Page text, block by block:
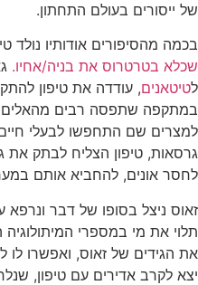
של ייסורים בעולם התחתון.
בכמה מהסיפורים אודותיו נולד
שכלא בטרטרוס את בניה/אחיו.
לטיטאנים, עודדה את טיפון
במתקפה שתפסה רבים מהאלים
למצרים שם התחפשו לבעלי
גרסאות, טיפון הצליח לבתק את
לחסר אונים, להחביא אותם
זאוס ניצל בסופו של דבר ונרפא
תלוי את מי במספרי המיתולוגיה
את הגידים של זאוס, ואפשרו לו
יצא לקרב אדירים עם טיפון,